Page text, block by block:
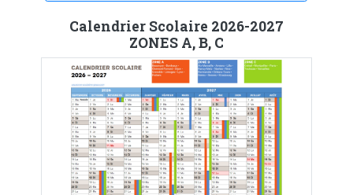
Calendrier Scolaire 2026-2027
ZONES A, B, C